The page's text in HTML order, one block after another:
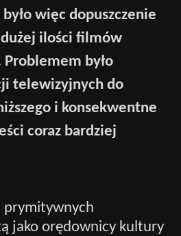
więc dopuszczenie
ilości filmów
było
telewizyjnych do
i konsekwentne
coraz bardziej
prymitywnych
jako orędownicy kultury